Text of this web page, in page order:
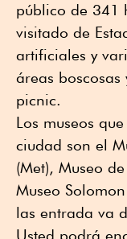
público de 341
visitado de
artificiales y
áreas
picnic.
Los museos
ciudad son el
(Met), Museo
Museo
las entrada va
Usted podrá